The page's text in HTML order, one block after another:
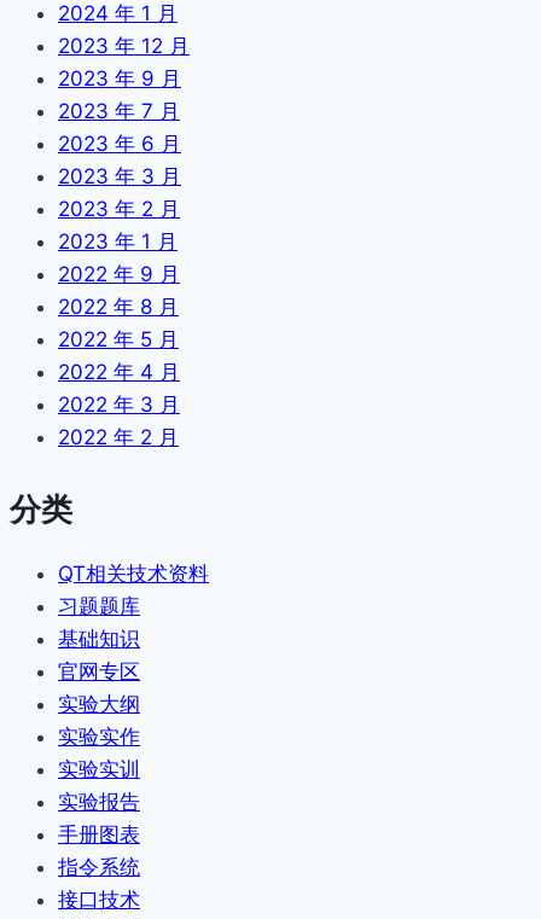
2024 年 1 月
2023 年 12 月
2023 年 9 月
2023 年 7 月
2023 年 6 月
2023 年 3 月
2023 年 2 月
2023 年 1 月
2022 年 9 月
2022 年 8 月
2022 年 5 月
2022 年 4 月
2022 年 3 月
2022 年 2 月
分类
QT相关技术资料
习题题库
基础知识
官网专区
实验大纲
实验实作
实验实训
实验报告
手册图表
指令系统
接口技术